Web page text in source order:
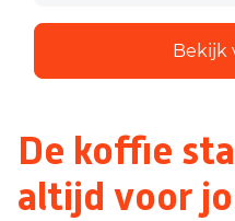
Bekijk
De koffie
altijd voor